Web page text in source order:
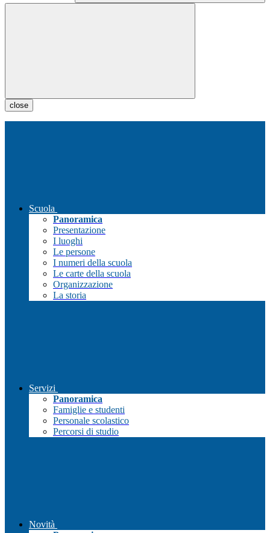
close
Scuola
Panoramica
Presentazione
I luoghi
Le persone
I numeri della scuola
Le carte della scuola
Organizzazione
La storia
Servizi
Panoramica
Famiglie e studenti
Personale scolastico
Percorsi di studio
Novità